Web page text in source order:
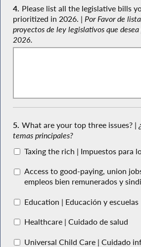
4. Please list all the legislative bills
prioritized in 2026. | Por Favor de
proyectos de ley legislativos que
2026.
5. What are your top three issues? |
temas principales?
Taxing the rich | Impuestos para
Access to good-paying, union
empleos bien remunerados y
Education | Educación y escuelas
Healthcare | Cuidado de salud
Universal Child Care | Cuidado